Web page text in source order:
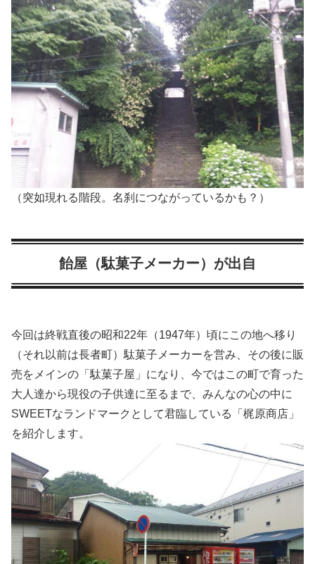
（突如現れる階段。名刹につながっているかも？）
飴屋（駄菓子メーカー）が出自
今回は終戦直後の昭和22年（1947年）頃にこの地へ移り
（それ以前は長者町）駄菓子メーカーを営み、その後に販
売をメインの「駄菓子屋」になり、今ではこの町で育った
大人達から現役の子供達に至るまで、みんなの心の中に
SWEETなランドマークとして君臨している「梶原商店」
を紹介します。